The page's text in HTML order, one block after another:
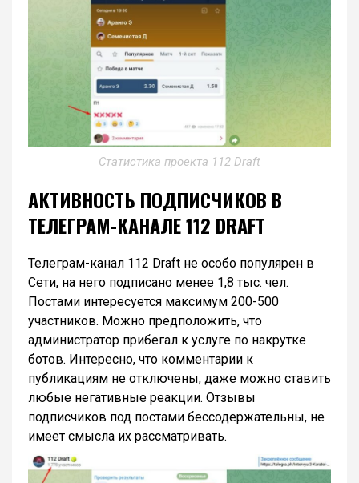
Статистика проекта 112 Draft
АКТИВНОСТЬ ПОДПИСЧИКОВ В
ТЕЛЕГРАМ-КАНАЛЕ 112 DRAFT
Телеграм-канал 112 Draft не особо популярен в
Сети, на него подписано менее 1,8 тыс. чел.
Постами интересуется максимум 200-500
участников. Можно предположить, что
администратор прибегал к услуге по накрутке
ботов. Интересно, что комментарии к
публикациям не отключены, даже можно ставить
любые негативные реакции. Отзывы
подписчиков под постами бессодержательны, не
имеет смысла их рассматривать.